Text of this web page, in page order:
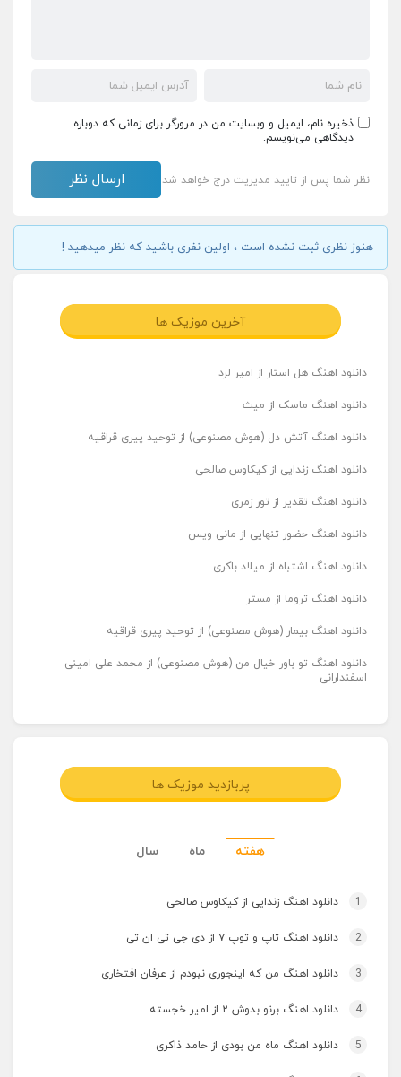
ذخیره نام، ایمیل و وبسایت من در مرورگر برای زمانی که دوباره
دیدگاهی می‌نویسم.
نظر شما پس از تایید مدیریت درج خواهد شد
هنوز نظری ثبت نشده است ، اولین نفری باشید که نظر میدهید !
آخرین موزیک ها
دانلود اهنگ هل استار از امیر لرد
دانلود اهنگ ماسک از میث
دانلود اهنگ آتش دل (هوش مصنوعی) از توحید پیری قراقیه
دانلود اهنگ زندایی از کیکاوس صالحی
دانلود اهنگ تقدیر از تور زمری
دانلود اهنگ حضور تنهایی از مانی ویس
دانلود اهنگ اشتباه از میلاد باکری
دانلود اهنگ تروما از مستر
دانلود اهنگ بیمار (هوش مصنوعی) از توحید پیری قراقیه
دانلود اهنگ تو باور خیال من (هوش مصنوعی) از محمد علی امینی
اسفندارانی
پربازدید موزیک ها
هفته ماه سال
1 دانلود اهنگ زندایی از کیکاوس صالحی
2 دانلود اهنگ تاپ و توپ ۷ از دی جی تی ان تی
3 دانلود اهنگ من که اینجوری نبودم از عرفان افتخاری
4 دانلود اهنگ برنو بدوش ۲ از امیر خجسته
5 دانلود اهنگ ماه من بودی از حامد ذاکری